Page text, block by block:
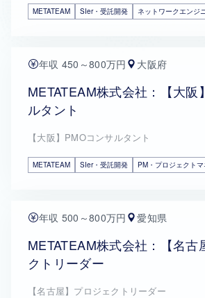
METATEAM SIer・受託開発 ネットワークエンジ
年収 450～800万円 大阪府
METATEAM株式会社：【大阪
ルタント
【大阪】PMOコンサルタント
METATEAM SIer・受託開発 PM・プロジェクト
年収 500～800万円 愛知県
METATEAM株式会社：【名古
クトリーダー
【名古屋】プロジェクトリーダー